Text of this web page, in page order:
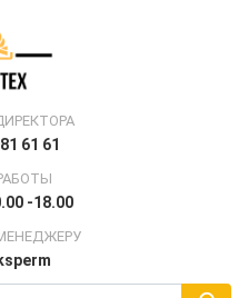
61 61
-18.00